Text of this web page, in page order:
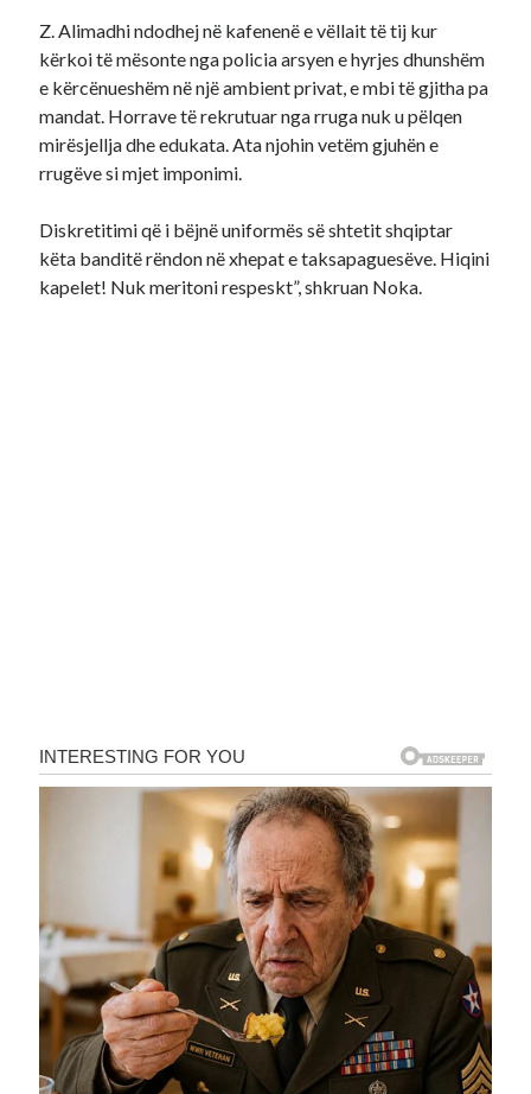
Z. Alimadhi ndodhej në kafenenë e vëllait të tij kur
kërkoi të mësonte nga policia arsyen e hyrjes dhunshëm
e kërcënueshëm në një ambient privat, e mbi të gjitha pa
mandat. Horrave të rekrutuar nga rruga nuk u pëlqen
mirësjellja dhe edukata. Ata njohin vetëm gjuhën e
rrugëve si mjet imponimi.
Diskretitimi që i bëjnë uniformës së shtetit shqiptar
këta banditë rëndon në xhepat e taksapaguesëve. Hiqini
kapelet! Nuk meritoni respeskt”, shkruan Noka.